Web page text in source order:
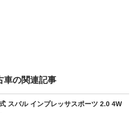
車の関連記事
スバル インプレッサスポーツ 2.0 4W